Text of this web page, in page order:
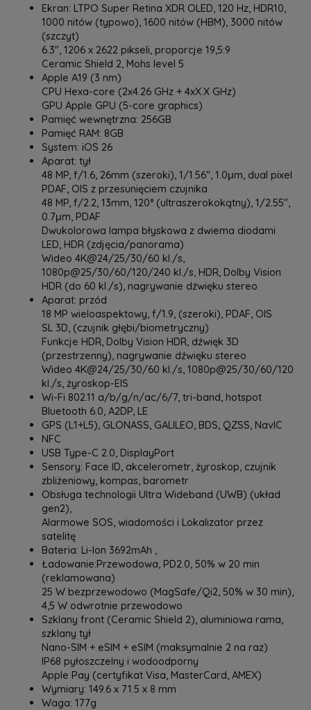
Ekran: LTPO Super Retina XDR OLED, 120 Hz, HDR10,
1000 nitów (typowo), 1600 nitów (HBM), 3000 nitów
(szczyt)
6.3", 1206 x 2622 pikseli, proporcje 19,5:9
Ceramic Shield 2, Mohs level 5
Apple A19 (3 nm)
CPU Hexa-core (2x4.26 GHz + 4xX.X GHz)
GPU Apple GPU (5-core graphics)
Pamięć wewnętrzna: 256GB
Pamięć RAM: 8GB
System: iOS 26
Aparat: tył
48 MP, f/1.6, 26mm (szeroki), 1/1.56", 1.0μm, dual pixel
PDAF, OIS z przesunięciem czujnika
48 MP, f/2.2, 13mm, 120° (ultraszerokokątny), 1/2.55",
0.7μm, PDAF
Dwukolorowa lampa błyskowa z dwiema diodami
LED, HDR (zdjęcia/panorama)
Wideo 4K@24/25/30/60 kl./s,
1080p@25/30/60/120/240 kl./s, HDR, Dolby Vision
HDR (do 60 kl./s), nagrywanie dźwięku stereo
Aparat: przód
18 MP wieloaspektowy, f/1.9, (szeroki), PDAF, OIS
SL 3D, (czujnik głębi/biometryczny)
Funkcje HDR, Dolby Vision HDR, dźwięk 3D
(przestrzenny), nagrywanie dźwięku stereo
Wideo 4K@24/25/30/60 kl./s, 1080p@25/30/60/120
kl./s, żyroskop-EIS
Wi-Fi 802.11 a/b/g/n/ac/6/7, tri-band, hotspot
Bluetooth 6.0, A2DP, LE
GPS (L1+L5), GLONASS, GALILEO, BDS, QZSS, NavIC
NFC
USB Type-C 2.0, DisplayPort
Sensory: Face ID, akcelerometr, żyroskop, czujnik
zbliżeniowy, kompas, barometr
Obsługa technologii Ultra Wideband (UWB) (układ
gen2),
Alarmowe SOS, wiadomości i Lokalizator przez
satelitę
Bateria: Li-Ion 3692mAh ,
Ładowanie:Przewodowa, PD2.0, 50% w 20 min
(reklamowana)
25 W bezprzewodowo (MagSafe/Qi2, 50% w 30 min),
4,5 W odwrotnie przewodowo
Szklany front (Ceramic Shield 2), aluminiowa rama,
szklany tył
Nano-SIM + eSIM + eSIM (maksymalnie 2 na raz)
IP68 pyłoszczelny i wodoodporny
Apple Pay (certyfikat Visa, MasterCard, AMEX)
Wymiary: 149.6 x 71.5 x 8 mm
Waga: 177g